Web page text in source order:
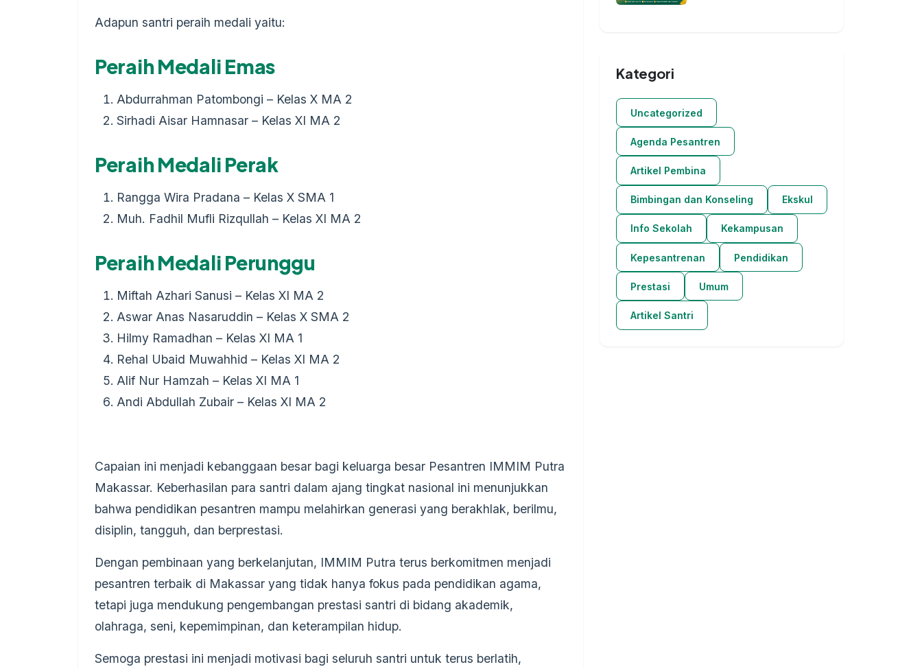
Adapun santri peraih medali yaitu:
Peraih Medali Emas
Abdurrahman Patombongi – Kelas X MA 2
Sirhadi Aisar Hamnasar – Kelas XI MA 2
Peraih Medali Perak
Rangga Wira Pradana – Kelas X SMA 1
Muh. Fadhil Mufli Rizqullah – Kelas XI MA 2
Peraih Medali Perunggu
Miftah Azhari Sanusi – Kelas XI MA 2
Aswar Anas Nasaruddin – Kelas X SMA 2
Hilmy Ramadhan – Kelas XI MA 1
Rehal Ubaid Muwahhid – Kelas XI MA 2
Alif Nur Hamzah – Kelas XI MA 1
Andi Abdullah Zubair – Kelas XI MA 2
Capaian ini menjadi kebanggaan besar bagi keluarga besar Pesantren IMMIM Putra
Makassar. Keberhasilan para santri dalam ajang tingkat nasional ini menunjukkan
bahwa pendidikan pesantren mampu melahirkan generasi yang berakhlak, berilmu,
disiplin, tangguh, dan berprestasi.
Dengan pembinaan yang berkelanjutan, IMMIM Putra terus berkomitmen menjadi
pesantren terbaik di Makassar yang tidak hanya fokus pada pendidikan agama,
tetapi juga mendukung pengembangan prestasi santri di bidang akademik,
olahraga, seni, kepemimpinan, dan keterampilan hidup.
Semoga prestasi ini menjadi motivasi bagi seluruh santri untuk terus berlatih,
Kategori
Uncategorized
Agenda Pesantren
Artikel Pembina
Bimbingan dan Konseling Ekskul
Info Sekolah Kekampusan
Kepesantrenan Pendidikan
Prestasi Umum
Artikel Santri